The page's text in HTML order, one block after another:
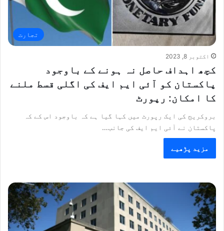
تجارت
اکتوبر 8, 2023
کچھ اہداف حاصل نہ ہونے کے باوجود
پاکستان کو آئی ایم ایف کی اگلی قسط ملنے
کا امکان: رپورٹ
بروکریج کی ایک رپورٹ میں کہا گیا ہے کہ باوجود اس کے کہ
پاکستان نے آئی ایم ایف کی جانب…
مزید پڑھیے